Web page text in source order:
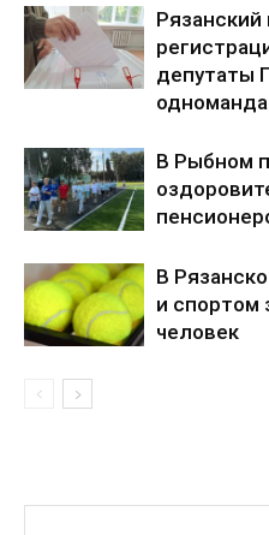
депутаты
В Рыбном
В
и спортом
человек